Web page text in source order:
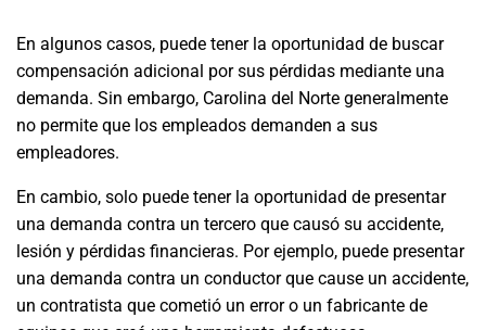
En algunos casos, puede tener la oportunidad de buscar
compensación adicional por sus pérdidas mediante una
demanda. Sin embargo, Carolina del Norte generalmente
no permite que los empleados demanden a sus
empleadores.
En cambio, solo puede tener la oportunidad de presentar
una demanda contra un tercero que causó su accidente,
lesión y pérdidas financieras. Por ejemplo, puede presentar
una demanda contra un conductor que cause un accidente,
un contratista que cometió un error o un fabricante de